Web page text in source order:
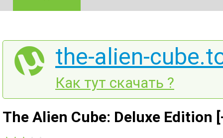
the-alien-
Как тут скачать ?
The Alien Cube: Deluxe Edition